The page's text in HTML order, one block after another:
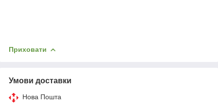
Приховати
Умови доставки
Нова Пошта